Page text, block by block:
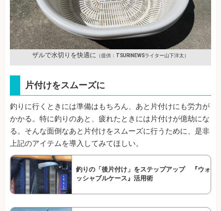
ザルで水切りを快適に （提供：TSURINEWSライター山下洋太）
片付けをスムーズに
釣りに行くときには準備はもちろん、あと片付けにも労力が
かかる。特に釣りのあと、疲れたときには片付けが億劫にな
る。そんな面倒なあと片付けをスムーズに行うために、是非
上記のアイテムを導入してみてほしい。
釣りの「後片付け」をステップアップ 『ウォ
ッシャブルケース』活用術